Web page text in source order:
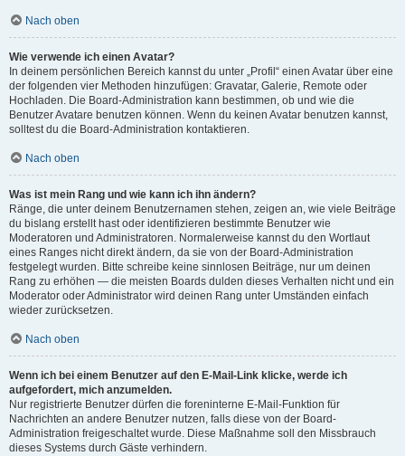
Nach oben
Wie verwende ich einen Avatar?
In deinem persönlichen Bereich kannst du unter „Profil“ einen Avatar über eine
der folgenden vier Methoden hinzufügen: Gravatar, Galerie, Remote oder
Hochladen. Die Board-Administration kann bestimmen, ob und wie die
Benutzer Avatare benutzen können. Wenn du keinen Avatar benutzen kannst,
solltest du die Board-Administration kontaktieren.
Nach oben
Was ist mein Rang und wie kann ich ihn ändern?
Ränge, die unter deinem Benutzernamen stehen, zeigen an, wie viele Beiträge
du bislang erstellt hast oder identifizieren bestimmte Benutzer wie
Moderatoren und Administratoren. Normalerweise kannst du den Wortlaut
eines Ranges nicht direkt ändern, da sie von der Board-Administration
festgelegt wurden. Bitte schreibe keine sinnlosen Beiträge, nur um deinen
Rang zu erhöhen — die meisten Boards dulden dieses Verhalten nicht und ein
Moderator oder Administrator wird deinen Rang unter Umständen einfach
wieder zurücksetzen.
Nach oben
Wenn ich bei einem Benutzer auf den E-Mail-Link klicke, werde ich
aufgefordert, mich anzumelden.
Nur registrierte Benutzer dürfen die foreninterne E-Mail-Funktion für
Nachrichten an andere Benutzer nutzen, falls diese von der Board-
Administration freigeschaltet wurde. Diese Maßnahme soll den Missbrauch
dieses Systems durch Gäste verhindern.